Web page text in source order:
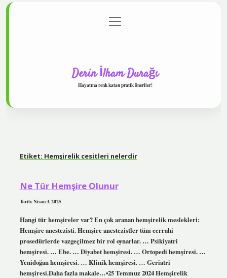
Gizlilik Politikası
menüyü
aç
Derin İlham Durağı
Hayatına renk katan pratik öneriler!
Etiket: Hemşirelik cesitleri nelerdir
Ne Tür Hemşire Olunur
Tarih: Nisan 3, 2025
Hangi tür hemşireler var? En çok aranan hemşirelik meslekleri:
Hemşire anestezisti. Hemşire anestezistler tüm cerrahi
prosedürlerde vazgeçilmez bir rol oynarlar. … Psikiyatri
hemşiresi. … Ebe. … Diyabet hemşiresi. … Ortopedi hemşiresi. …
Yenidoğan hemşiresi. … Klinik hemşiresi. … Geriatri
hemşiresi.Daha fazla makale…•25 Temmuz 2024 Hemşirelik